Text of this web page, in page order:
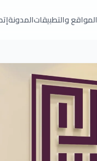
المواقع والتطبيقاتالمدونة